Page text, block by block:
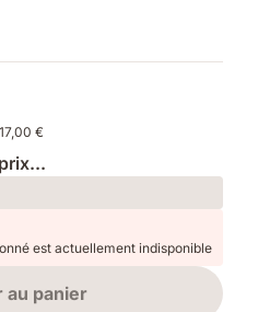
€
est actuellement indisponible
au panier